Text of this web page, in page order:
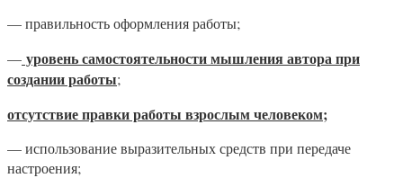
— правильность оформления работы;
— уровень самостоятельности мышления автора при
создании работы;
отсутствие правки работы взрослым человеком;
— использование выразительных средств при передаче
настроения;